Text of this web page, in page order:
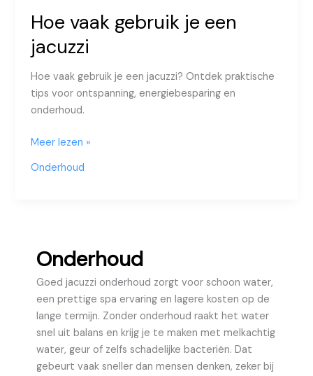
Onderhoud
Goed jacuzzi onderhoud zorgt voor schoon water,
een prettige spa ervaring en lagere kosten op de
lange termijn. Zonder onderhoud raakt het water
snel uit balans en krijg je te maken met melkachtig
water, geur of zelfs schadelijke bacteriën. Dat
gebeurt vaak sneller dan mensen denken, zeker bij
Hoe vaak gebruik je een
jacuzzi
Hoe vaak gebruik je een jacuzzi? Ontdek praktische
tips voor ontspanning, energiebesparing en
onderhoud.
Hoe
gebruik
Meer lezen »
Onderhoud